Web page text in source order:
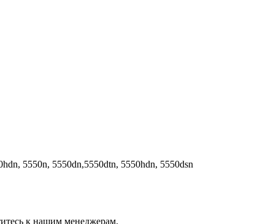
5550n, 5550dn,5550dtn, 5550hdn, 5550dsn
к нашим менеджерам.